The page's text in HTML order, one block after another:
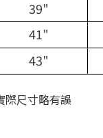
39"
41"
43"
際尺寸略有誤